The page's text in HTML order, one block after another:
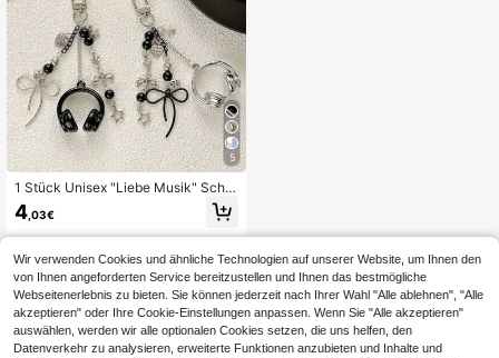
5
1 Stück Unisex "Liebe Musik" Schlü
sselanhänger, schwarz-weiß zweif
arbiger simulierter Kopfhörer-Herz-
Anhänger, vielseitiger Anhänger für
schenktüte Anhänger Accessoires
Anhänger für Tasche Lehrergesche
nke
4 ,03€
Wir verwenden Cookies und ähnliche Technologien auf unserer Website, um Ihnen den
von Ihnen angeforderten Service bereitzustellen und Ihnen das bestmögliche
Webseitenerlebnis zu bieten. Sie können jederzeit nach Ihrer Wahl "Alle ablehnen", "Alle
akzeptieren" oder Ihre Cookie-Einstellungen anpassen. Wenn Sie "Alle akzeptieren"
auswählen, werden wir alle optionalen Cookies setzen, die uns helfen, den
Datenverkehr zu analysieren, erweiterte Funktionen anzubieten und Inhalte und